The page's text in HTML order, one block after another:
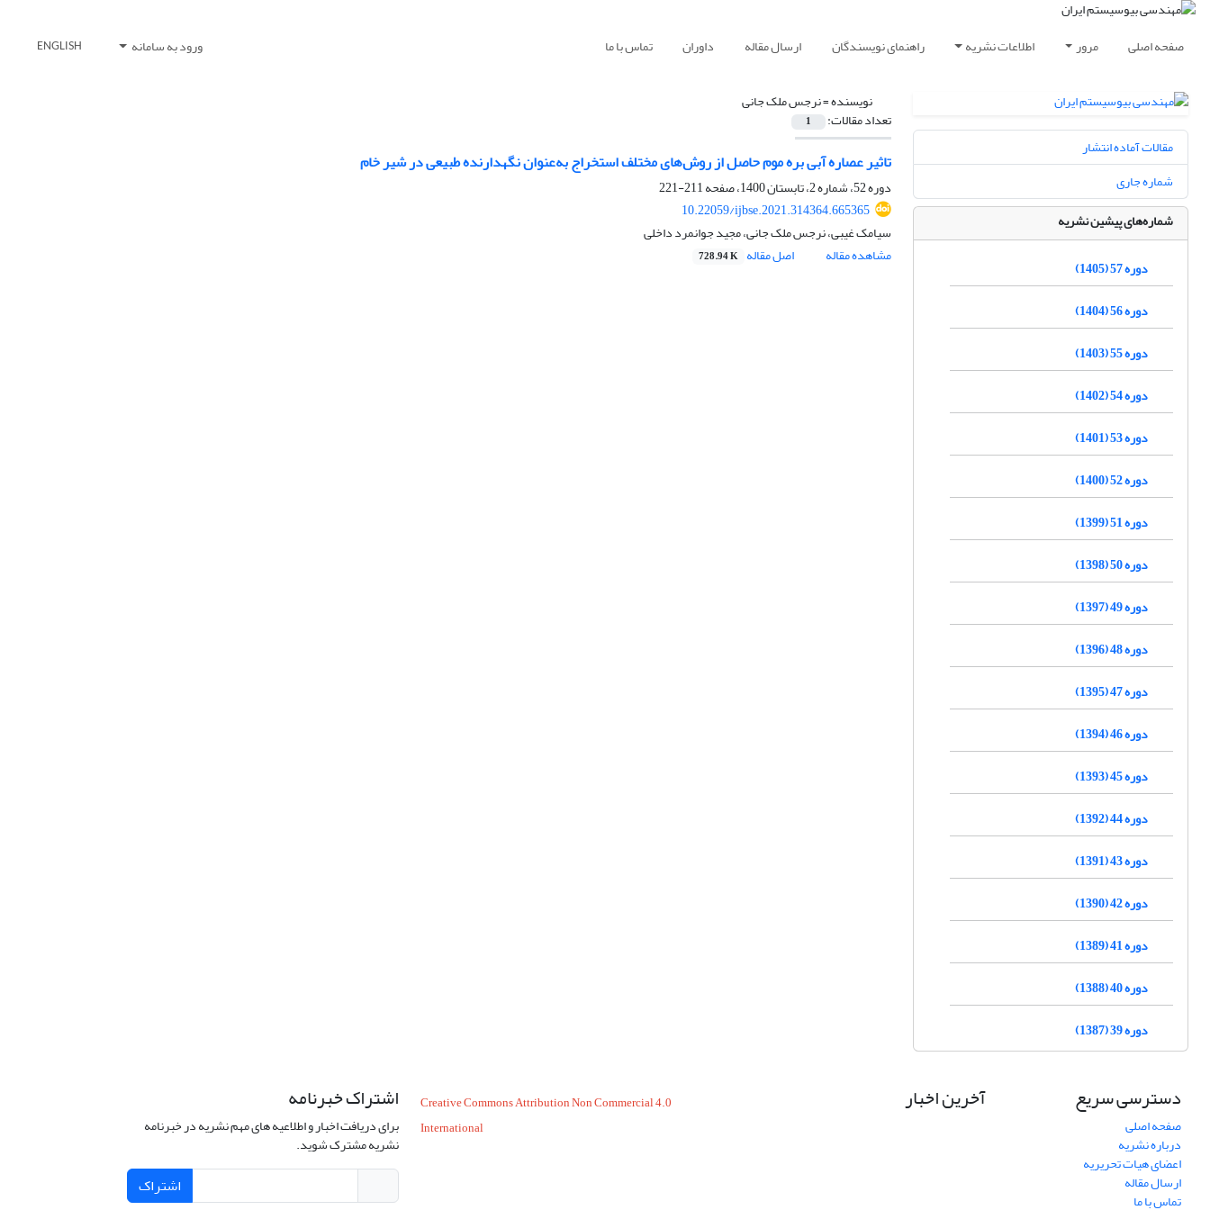
صفحه اصلی مرور اطلاعات نشریه راهنمای نویسندگان ارسال مقاله داوران تماس با ما ورود به سامانه ENGLISH
نویسنده =نرجس ملک جانی
تعداد مقالات: 1
تاثیر عصاره‌ آبی بره موم حاصل از روش‌های مختلف استخراج به‌عنوان نگهدارنده طبیعی در شیر خام
دوره 52، شماره 2، تابستان 1400، صفحه
211-221
10.22059/ijbse.2021.314364.665365
سیامک غیبی، نرجس ملک جانی، مجید جوانمرد داخلی
مشاهده مقاله
اصل مقاله 728.94 K
مقالات آماده انتشار
شماره جاری
شماره‌های پیشین نشریه
دوره 57 (1405)
دوره 56 (1404)
دوره 55 (1403)
دوره 54 (1402)
دوره 53 (1401)
دوره 52 (1400)
دوره 51 (1399)
دوره 50 (1398)
دوره 49 (1397)
دوره 48 (1396)
دوره 47 (1395)
دوره 46 (1394)
دوره 45 (1393)
دوره 44 (1392)
دوره 43 (1391)
دوره 42 (1390)
دوره 41 (1389)
دوره 40 (1388)
دوره 39 (1387)
دسترسی سریع
صفحه اصلی
درباره نشریه
اعضای هیات تحریریه
ارسال مقاله
تماس با ما
آخرین اخبار
Creative Commons Attribution Non Commercial 4.0
International
اشتراک خبرنامه
برای دریافت اخبار و اطلاعیه های مهم نشریه در خبرنامه
نشریه مشترک شوید.
اشتراک